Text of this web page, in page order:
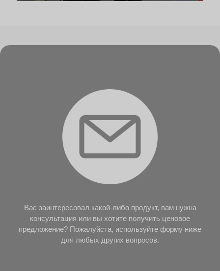
Вас заинтересовал какой-либо продукт, вам нужна
консультация или вы хотите получить ценовое
предложение? Пожалуйста, используйте форму ниже
для любых других вопросов.